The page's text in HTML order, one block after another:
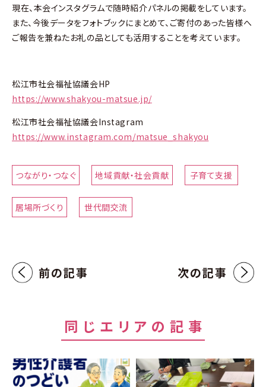
現在、本会インスタグラムで随時紹介パネルの掲載をしています。
また、今後データをフォトブックにまとめて、ご寄付のあった皆様へ
ご報告を兼ねたお礼の品としても活用することを考えています。
松江市社会福祉協議会HP
https://www.shakyou-matsue.jp/
松江市社会福祉協議会Instagram
https://www.instagram.com/matsue_shakyou
つながり・つなぐ 地域貢献・社会貢献 子育て支援
居場所づくり 世代間交流
前の記事 次の記事
同じエリアの記事